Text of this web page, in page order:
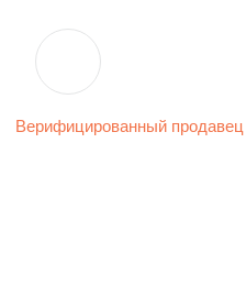
Верифицированный продавец